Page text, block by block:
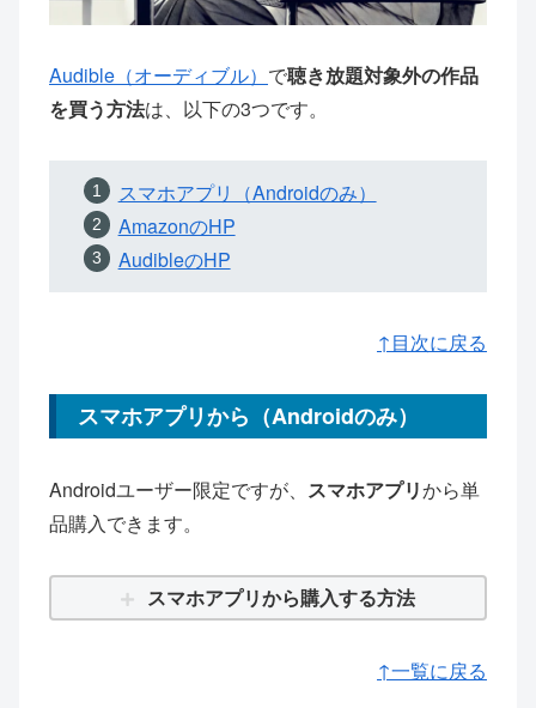
Audible（オーディブル） で聴き放題対象外の作品
を買う方法は、以下の3つです。
スマホアプリ（Androidのみ）
AmazonのHP
AudibleのHP
↑目次に戻る
スマホアプリから（Androidのみ）
Androidユーザー限定ですが、 スマホアプリから単
品購入できます。
スマホアプリから購入する方法
↑一覧に戻る